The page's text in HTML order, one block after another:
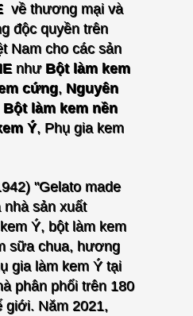
về thương mại và
độc quyền trên
Nam cho các sản
như Bột làm kem
cứng, Nguyên
Bột làm kem nền
Ý, Phụ gia kem
"Gelato made
nhà sản xuất
Ý, bột làm kem
sữa chua, hương
gia làm kem Ý tại
phân phối trên 180
giới. Năm 2021,